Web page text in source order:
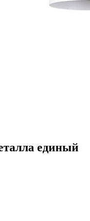
единый